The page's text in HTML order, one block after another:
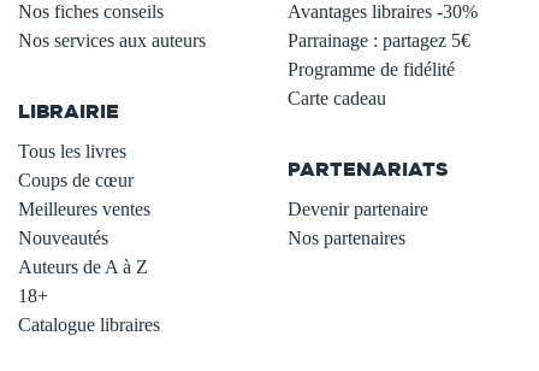
Nos fiches conseils
Nos services aux auteurs
LIBRAIRIE
Tous les livres
Coups de cœur
Meilleures ventes
Nouveautés
Auteurs de A à Z
18+
Catalogue libraires
Avantages libraires -30%
Parrainage : partagez 5€
Programme de fidélité
Carte cadeau
PARTENARIATS
Devenir partenaire
Nos partenaires